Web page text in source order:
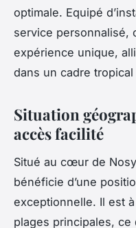
optimale. Equipé
service personnalisé,
expérience unique,
dans un cadre
Situation
accès facilité
Situé au cœur de
bénéficie d’une
exceptionnelle. Il est
plages principales, ce